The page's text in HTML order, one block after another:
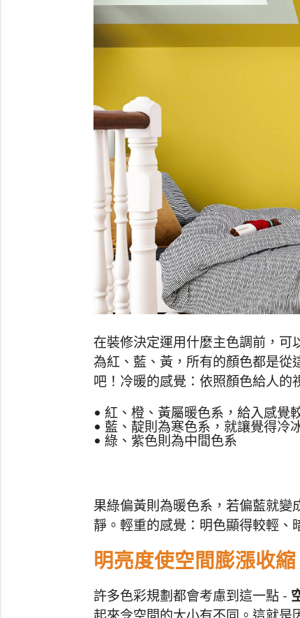
在裝修決定運用什麼主色調前，可
為紅、藍、黃，所有的顏色都是從
吧！冷暖的感覺：依照顏色給人的
• 紅、橙、黃屬暖色系，給入感覺
• 藍、靛則為寒色系，就讓覺得冷
• 綠、紫色則為中間色系
果綠偏黃則為暖色系，若偏藍就變
靜。輕重的感覺：明色顯得較輕、
明亮度使空間膨漲收縮
許多色彩規劃都會考慮到這一點 -